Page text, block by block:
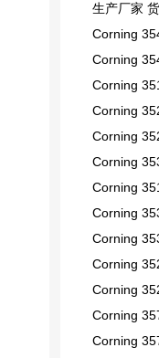
生产厂家
Corning
Corning
Corning
Corning
Corning
Corning
Corning
Corning
Corning
Corning
Corning
Corning
Corning